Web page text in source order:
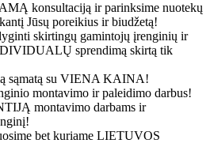
konsultaciją ir parinksime nuotekų
Jūsų poreikius ir biudžetą!
skirtingų gamintojų įrenginių ir
sprendimą skirtą tik
sąmatą su VIENA KAINA!
montavimo ir paleidimo darbus!
montavimo darbams ir
bet kuriame LIETUVOS